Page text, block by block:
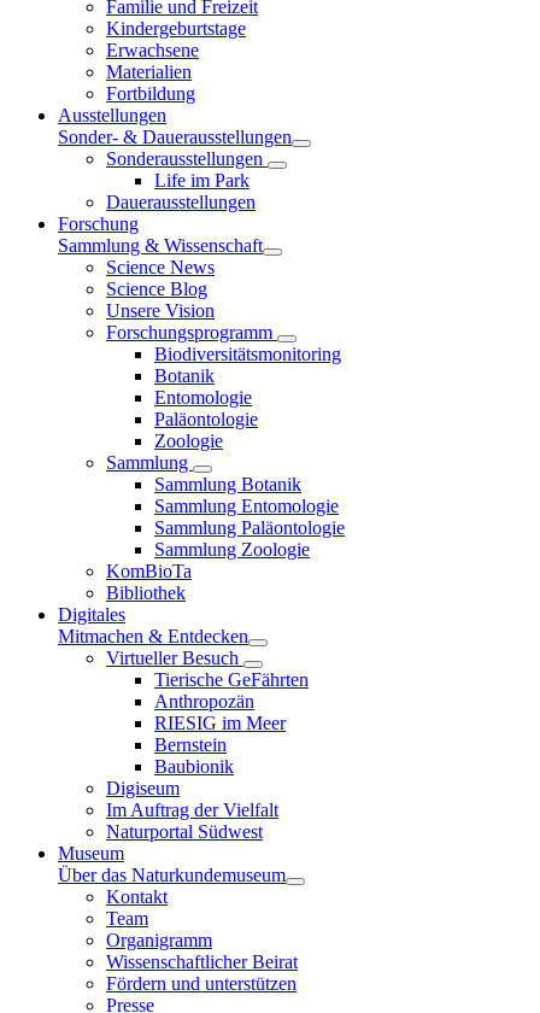
Familie und Freizeit
Kindergeburtstage
Erwachsene
Materialien
Fortbildung
Ausstellungen
Sonder- & Dauerausstellungen
Sonderausstellungen
Life im Park
Dauerausstellungen
Forschung
Sammlung & Wissenschaft
Science News
Science Blog
Unsere Vision
Forschungsprogramm
Biodiversitätsmonitoring
Botanik
Entomologie
Paläontologie
Zoologie
Sammlung
Sammlung Botanik
Sammlung Entomologie
Sammlung Paläontologie
Sammlung Zoologie
KomBioTa
Bibliothek
Digitales
Mitmachen & Entdecken
Virtueller Besuch
Tierische GeFährten
Anthropozän
RIESIG im Meer
Bernstein
Baubionik
Digiseum
Im Auftrag der Vielfalt
Naturportal Südwest
Museum
Über das Naturkundemuseum
Kontakt
Team
Organigramm
Wissenschaftlicher Beirat
Fördern und unterstützen
Presse